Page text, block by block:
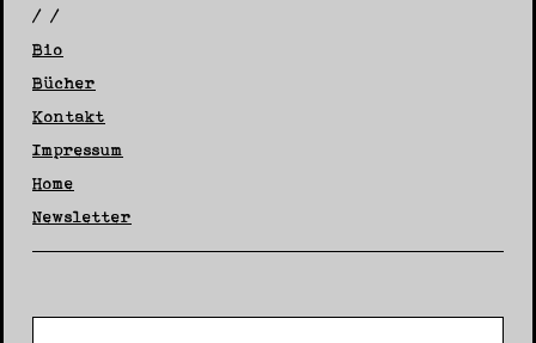
/ /
Bio
Bücher
Kontakt
Impressum
Home
Newsletter